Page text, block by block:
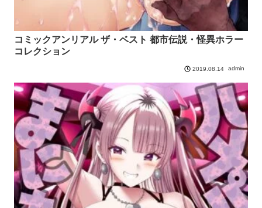
コミックアンリアル ザ・ベスト 都市伝説・怪異ホラー
コレクション
2019.08.14 admin